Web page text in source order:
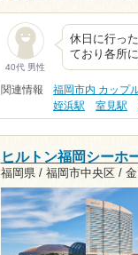
40代 男性
休日に行っ
ており各所
関連情報 福岡市内 カップ
姪浜駅
室見駅
ヒルトン福岡シーホ
福岡県 / 福岡市中央区 /